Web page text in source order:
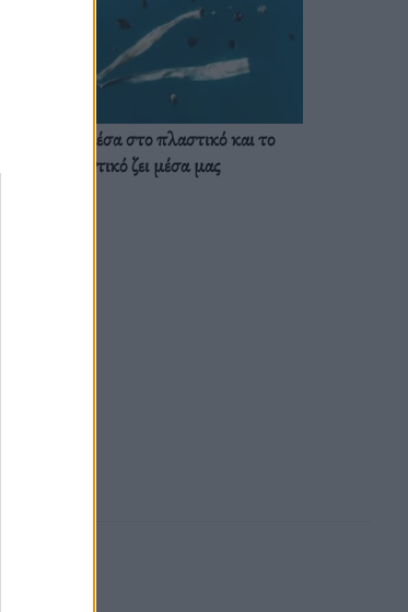
Ζούμε ήδη μέσα στο πλαστικό και το
πλαστικό ζει μέσα μας